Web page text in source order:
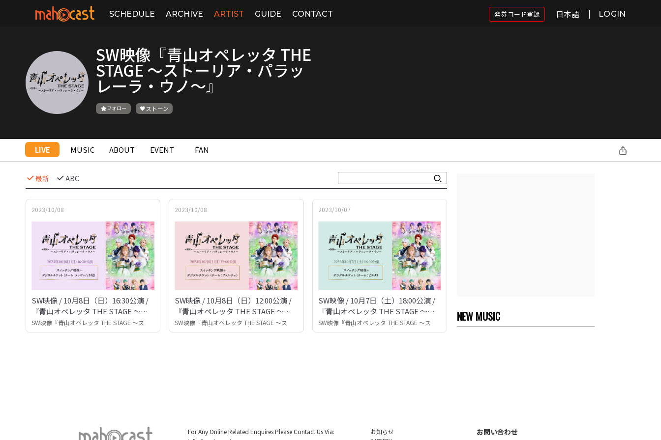
SCHEDULE ARCHIVE ARTIST GUIDE CONTACT 発券コード登録 日本語 LOGIN
SW映像『青山オペレッタ THE
STAGE 〜ストーリア・パラッ
レーラ・ウノ〜』
フォロー ストーン
LIVE MUSIC ABOUT EVENT FAN
最新 ABC
2023/10/08
SW映像 / 10月8日（日）16:30公演 /
『青山オペレッタ THE STAGE 〜ス
トーリア・パラッレーラ・ウノ〜』
SW映像『青山オペレッタ THE STAGE 〜ス
トーリア・パラッレーラ・ウノ〜』
2023/10/08
SW映像 / 10月8日（日）12:00公演 /
『青山オペレッタ THE STAGE 〜ス
トーリア・パラッレーラ・ウノ〜』
SW映像『青山オペレッタ THE STAGE 〜ス
トーリア・パラッレーラ・ウノ〜』
2023/10/07
SW映像 / 10月7日（土）18:00公演 /
『青山オペレッタ THE STAGE 〜ス
トーリア・パラッレーラ・ウノ〜』
SW映像『青山オペレッタ THE STAGE 〜ス
トーリア・パラッレーラ・ウノ〜』
NEW MUSIC
For Any Online Related Enquires Please Contact Us Via:
お知らせ
お問い合わせ